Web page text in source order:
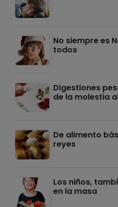
No siempre es
todos
Digestiones
de la molestia
De alimento
reyes
Los niños,
en la masa